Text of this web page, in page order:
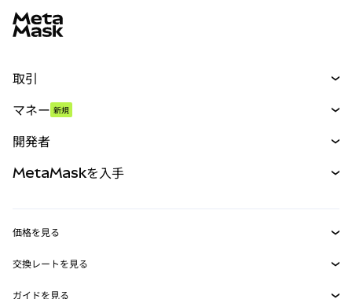
取引
パーペチュアル
RWA
マネー 新規
開発者
MetaMask Connect
MetaMaskを入手
価格を見る
イーサリアムの価格
Solanaの価格
交換レートを見る
ガイドを見る